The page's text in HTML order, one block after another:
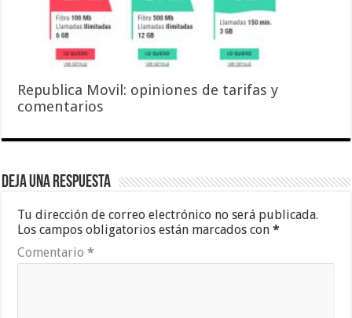
Republica Movil: opiniones de tarifas y
comentarios
Deja una respuesta
Tu dirección de correo electrónico no será publicada.
Los campos obligatorios están marcados con*
Comentario*